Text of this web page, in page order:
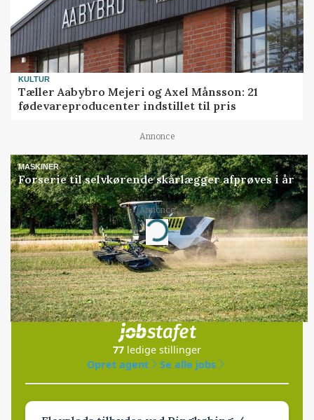
KULTUR
Tæller Aabybro Mejeri og Axel Månsson: 21
fødevareproducenter indstillet til pris
Annonce
MASKINER
Forserie til selvkørende skårlægger afprøves i år
Annonce
Loading...
Jobs
i samarbejde med
77 ledige stillinger
Opret agent
Se alle jobs